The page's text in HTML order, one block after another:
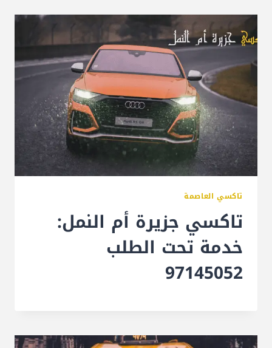
تاكسي العاصمة
تاكسي جزيرة أم النمل:
خدمة تحت الطلب
97145052